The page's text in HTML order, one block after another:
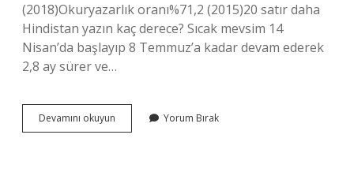
(2018)Okuryazarlık oranı%71,2 (2015)20 satır daha
Hindistan yazın kaç derece? Sıcak mevsim 14
Nisan’da başlayıp 8 Temmuz’a kadar devam ederek
2,8 ay sürer ve…
Devamını okuyun Hindistanda
Kaç
Yorum Bırak